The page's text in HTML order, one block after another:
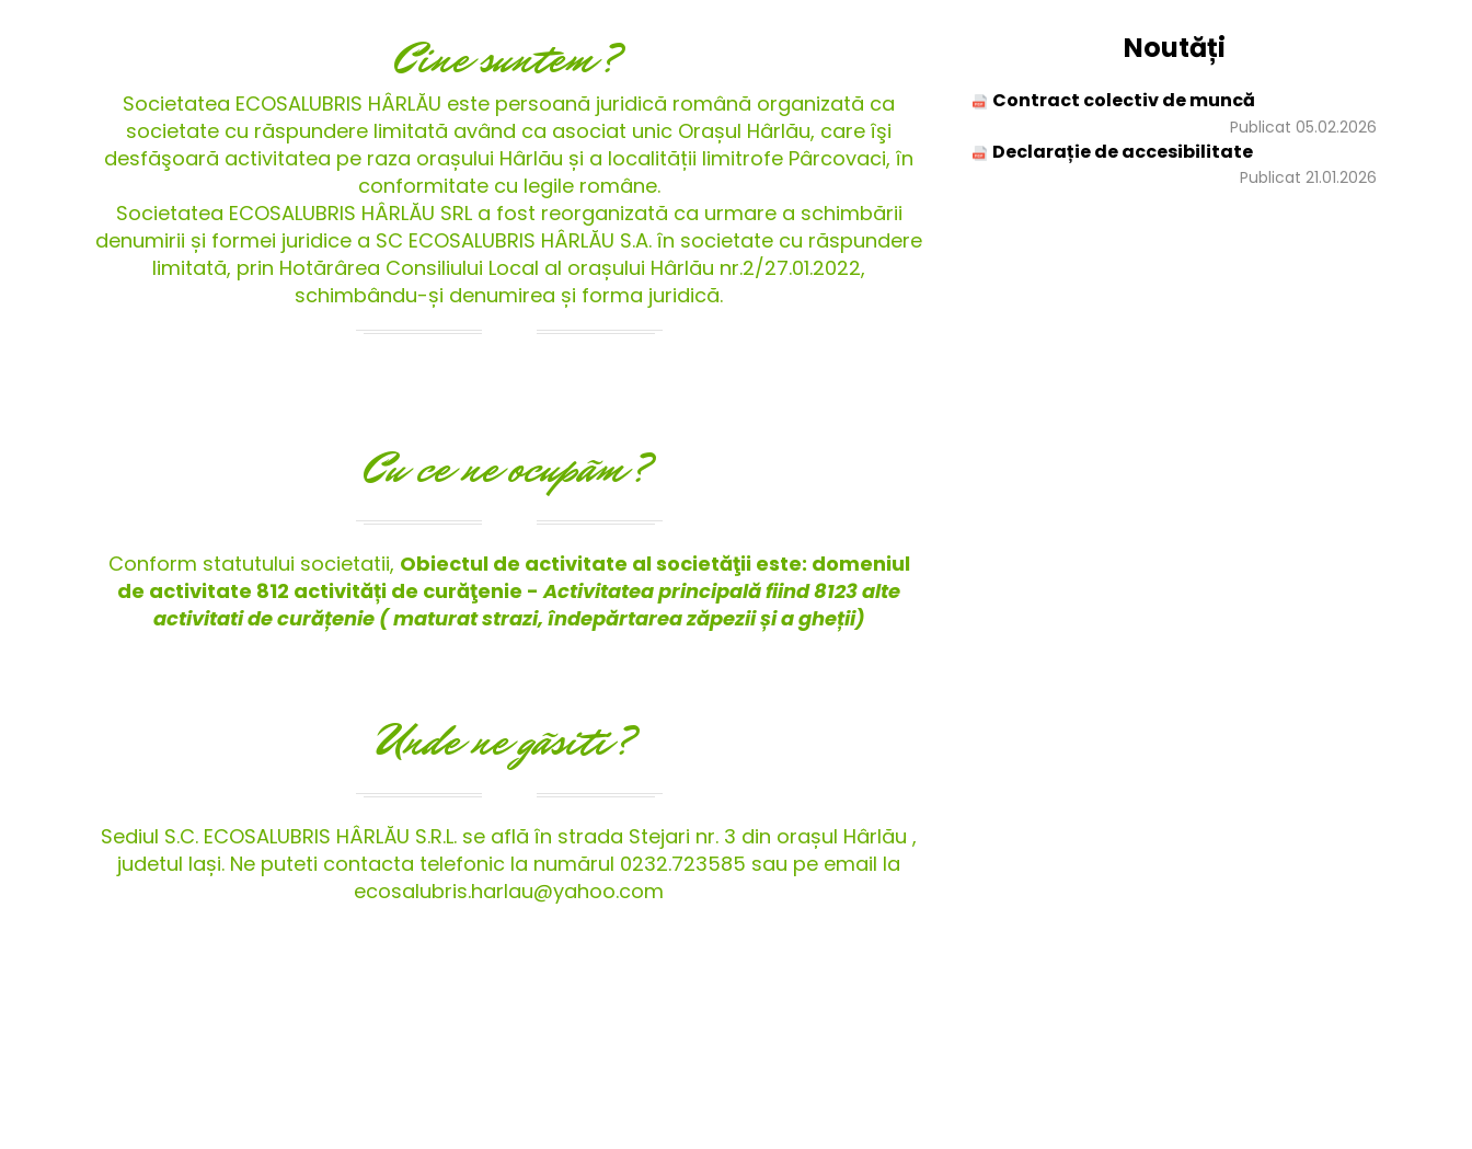
Cine suntem?
Societatea ECOSALUBRIS HÂRLĂU este persoană juridică română organizată ca
societate cu răspundere limitată având ca asociat unic Orașul Hârlău, care îşi
desfăşoară activitatea pe raza orașului Hârlău și a localității limitrofe Pârcovaci, în
conformitate cu legile române.
Societatea ECOSALUBRIS HÂRLĂU SRL a fost reorganizată ca urmare a schimbării
denumirii și formei juridice a SC ECOSALUBRIS HÂRLĂU S.A. în societate cu răspundere
limitată, prin Hotărârea Consiliului Local al orașului Hârlău nr.2/27.01.2022,
schimbându-și denumirea și forma juridică.
Cu ce ne ocupãm?
Conform statutului societatii, Obiectul de activitate al societăţii este: domeniul
de activitate 812 activități de curăţenie -Activitatea principală fiind 8123 alte
activitati de curățenie ( maturat strazi, îndepărtarea zăpezii și a gheții)
Unde ne gãsiti?
Sediul S.C. ECOSALUBRIS HÂRLĂU S.R.L. se află în strada Stejari nr. 3 din orașul Hârlău ,
judetul Iași. Ne puteti contacta telefonic la numărul 0232.723585 sau pe email la
ecosalubris.harlau@yahoo.com
Noutăți
Contract colectiv de muncă
Publicat 05.02.2026
Declarație de accesibilitate
Publicat 21.01.2026